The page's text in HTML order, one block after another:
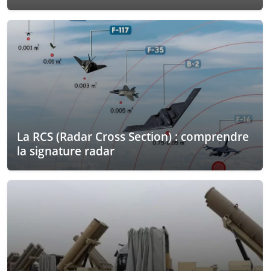
La RCS (Radar Cross Section) : comprendre
la signature radar